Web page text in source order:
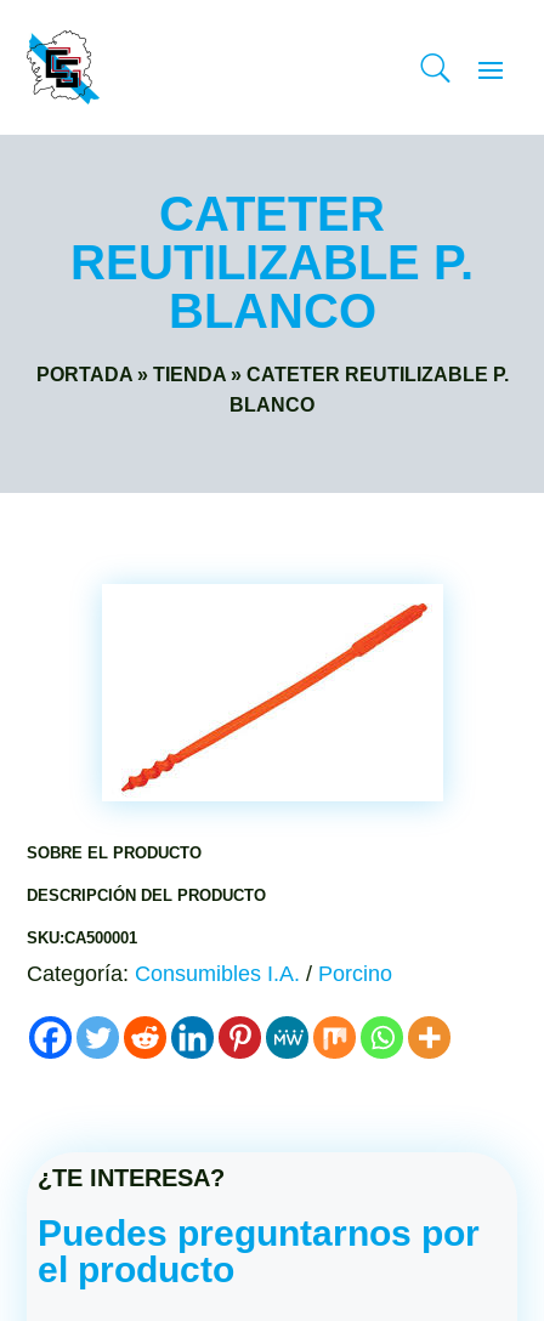
CATETER
REUTILIZABLE P.
BLANCO
PORTADA» TIENDA» CATETER REUTILIZABLE P.
BLANCO
SOBRE EL PRODUCTO
DESCRIPCIÓN DEL PRODUCTO
SKU:CA500001
Categoría: Consumibles I.A. / Porcino
¿TE INTERESA?
Puedes preguntarnos por
el producto